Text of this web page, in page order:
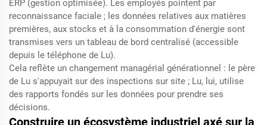
ERP (gestion optimisée). Les employés pointent par
reconnaissance faciale ; les données relatives aux matières
premières, aux stocks et à la consommation d'énergie sont
transmises vers un tableau de bord centralisé (accessible
depuis le téléphone de Lu).
Cela reflète un changement managérial générationnel : le père
de Lu s'appuyait sur des inspections sur site ; Lu, lui, utilise
des rapports fondés sur les données pour prendre ses
décisions.
Construire un écosystème industriel axé sur la